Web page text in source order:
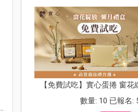
【免費試吃】實心蛋捲 窗
數量: 10 已報名: